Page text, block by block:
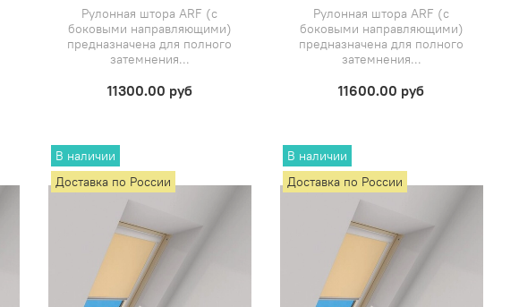
Рулонная штора ARF (с
боковыми направляющими)
предназначена для полного
затемнения...
11300.00 руб
Рулонная штора ARF (с
боковыми направляющими)
предназначена для полного
затемнения...
11600.00 руб
В наличии
Доставка по России
В наличии
Доставка по России